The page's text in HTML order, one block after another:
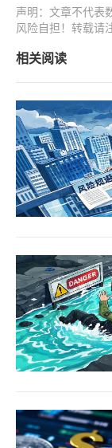
声明：文章不代表
风险自担！转载请
相关阅读